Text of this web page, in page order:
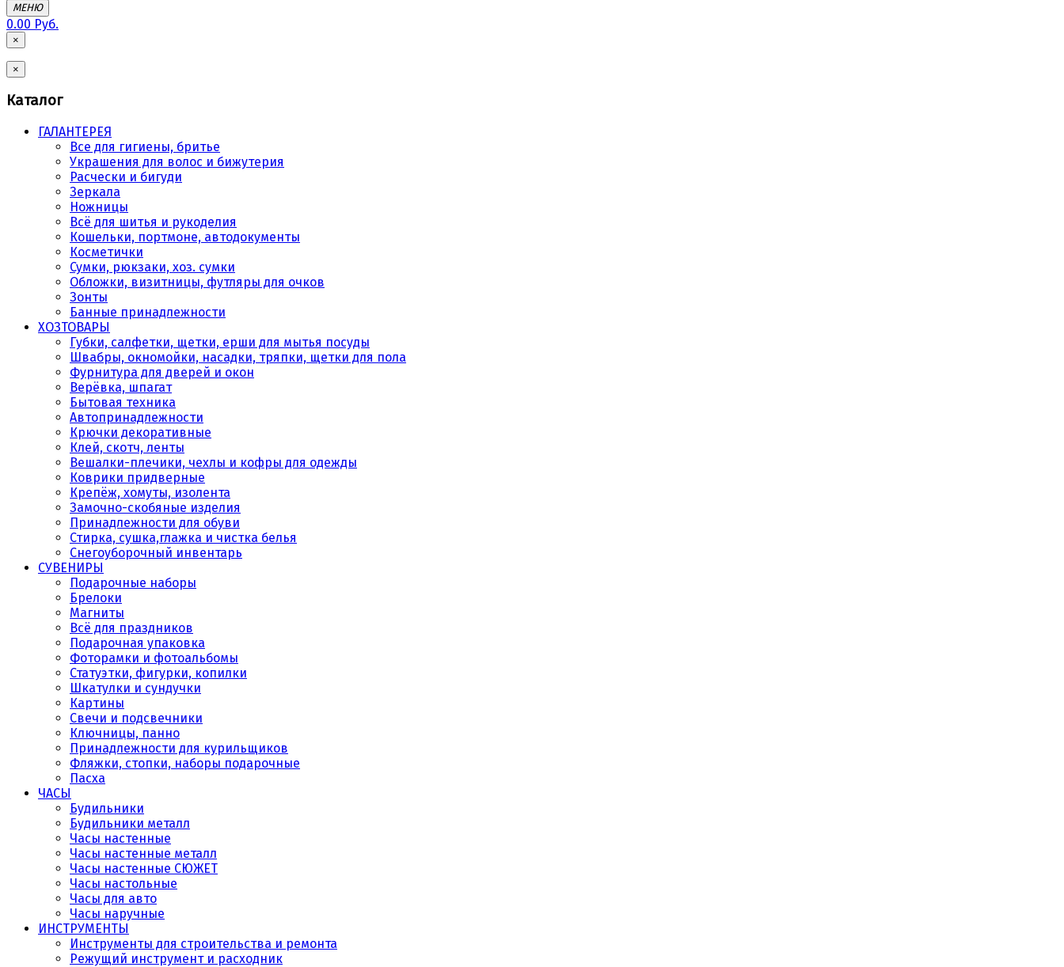
МЕНЮ
0.00 Руб.
×
×
Каталог
ГАЛАНТЕРЕЯ
Все для гигиены, бритье
Украшения для волос и бижутерия
Расчески и бигуди
Зеркала
Ножницы
Всё для шитья и рукоделия
Кошельки, портмоне, автодокументы
Косметички
Сумки, рюкзаки, хоз. сумки
Обложки, визитницы, футляры для очков
Зонты
Банные принадлежности
ХОЗТОВАРЫ
Губки, салфетки, щетки, ерши для мытья посуды
Швабры, окномойки, насадки, тряпки, щетки для пола
Фурнитура для дверей и окон
Верёвка, шпагат
Бытовая техника
Автопринадлежности
Крючки декоративные
Клей, скотч, ленты
Вешалки-плечики, чехлы и кофры для одежды
Коврики придверные
Крепёж, хомуты, изолента
Замочно-скобяные изделия
Принадлежности для обуви
Стирка, сушка,глажка и чистка белья
Снегоуборочный инвентарь
СУВЕНИРЫ
Подарочные наборы
Брелоки
Магниты
Всё для праздников
Подарочная упаковка
Фоторамки и фотоальбомы
Статуэтки, фигурки, копилки
Шкатулки и сундучки
Картины
Свечи и подсвечники
Ключницы, панно
Принадлежности для курильщиков
Фляжки, стопки, наборы подарочные
Пасха
ЧАСЫ
Будильники
Будильники металл
Часы настенные
Часы настенные металл
Часы настенные СЮЖЕТ
Часы настольные
Часы для авто
Часы наручные
ИНСТРУМЕНТЫ
Инструменты для строительства и ремонта
Режущий инструмент и расходник